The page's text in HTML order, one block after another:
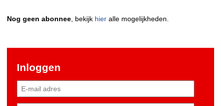
Nog geen abonnee , bekijk hier alle mogelijkheden.
Inloggen